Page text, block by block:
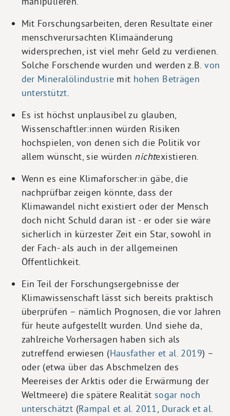
Mit Forschungsarbeiten, deren Resultate einer
menschverursachten Klimaänderung
widersprechen, ist viel mehr Geld zu verdienen.
Solche Forschende wurden und werden z.B.von
der Mineralölindustriemit hohen Beträgen
unterstützt.
Es ist höchst unplausibel zu glauben,
Wissenschaftler:innen würden Risiken
hochspielen, von denen sich die Politik vor
allem wünscht, sie würden nichtexistieren.
Wenn es eine Klimaforscher:in gäbe, die
nachprüfbar zeigen könnte, dass der
Klimawandel nicht existiert oder der Mensch
doch nicht Schuld daran ist - er oder sie wäre
sicherlich in kürzester Zeit ein Star, sowohl in
der Fach- als auch in der allgemeinen
Öffentlichkeit.
Ein Teil der Forschungsergebnisse der
Klimawissenschaft lässt sich bereits praktisch
überprüfen – nämlich Prognosen, die vor Jahren
für heute aufgestellt wurden. Und siehe da,
zahlreiche Vorhersagen haben sich als
zutreffend erwiesen (Hausfather et al. 2019) –
oder (etwa über das Abschmelzen des
Meereises der Arktis oder die Erwärmung der
Weltmeere) die spätere Realität sogar noch
unterschätzt (Rampal et al. 2011, Durack et al.